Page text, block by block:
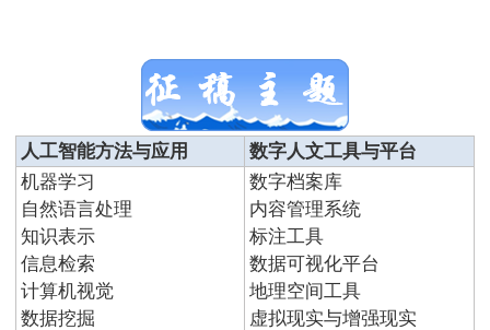
人工智能方法与应用
数字人文工具与平台
机器学习
自然语言处理
知识表示
信息检索
计算机视觉
数据挖掘
数字档案库
内容管理系统
标注工具
数据可视化平台
地理空间工具
虚拟现实与增强现实